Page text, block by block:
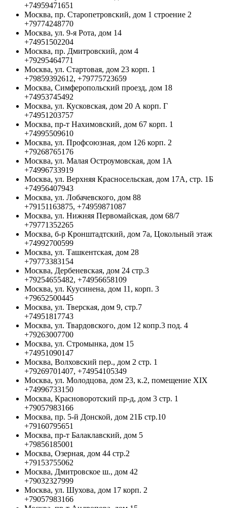
+74959471651
Москва, пр. Старопетровский, дом 1 строение 2
+79774248770
Москва, ул. 9-я Рота, дом 14
+74951502204
Москва, пр. Дмитровский, дом 4
+79295464771
Москва, ул. Стартовая, дом 23 корп. 1
+79859392612, +79775723659
Москва, Симферопольский проезд, дом 18
+74953745492
Москва, ул. Кусковская, дом 20 А корп. Г
+74951203757
Москва, пр-т Нахимовский, дом 67 корп. 1
+74995509610
Москва, ул. Профсоюзная, дом 126 корп. 2
+79268765176
Москва, ул. Малая Остроумовская, дом 1А
+74996733919
Москва, ул. Верхняя Красносельская, дом 17А, стр. 1Б
+74956407943
Москва, ул. Лобачевского, дом 88
+79151163875, +74959871087
Москва, ул. Нижняя Первомайская, дом 68/7
+79771352265
Москва, б-р Кронштадтский, дом 7а, Цокольный этаж
+74992700599
Москва, ул. Ташкентская, дом 28
+79773383154
Москва, Дербеневская, дом 24 стр.3
+79254655482, +74956658109
Москва, ул. Куусинена, дом 11, корп. 3
+79652500445
Москва, ул. Тверская, дом 9, стр.7
+74951817743
Москва, ул. Твардовского, дом 12 копр.3 под. 4
+79263007700
Москва, ул. Стромынка, дом 15
+74951090147
Москва, Волховский пер., дом 2 стр. 1
+79269701407, +74954105349
Москва, ул. Молодцова, дом 23, к.2, помещение XIX
+74996733150
Москва, Красноворотский пр-д, дом 3 стр. 1
+79057983166
Москва, пр. 5-й Донской, дом 21Б стр.10
+79160795651
Москва, пр-т Балаклавский, дом 5
+79856185001
Москва, Озерная, дом 44 стр.2
+79153755062
Москва, Дмитровское ш., дом 42
+79032327999
Москва, ул. Шухова, дом 17 корп. 2
+79057983166